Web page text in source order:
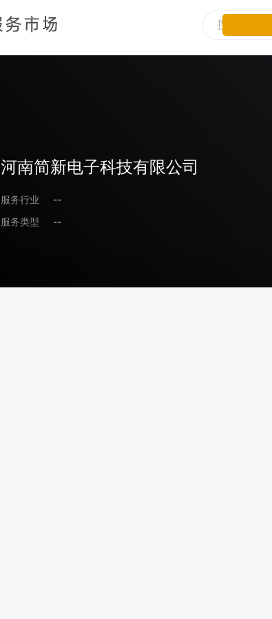
河南简新电子科技有限公司
服务行业
--
服务类型
--